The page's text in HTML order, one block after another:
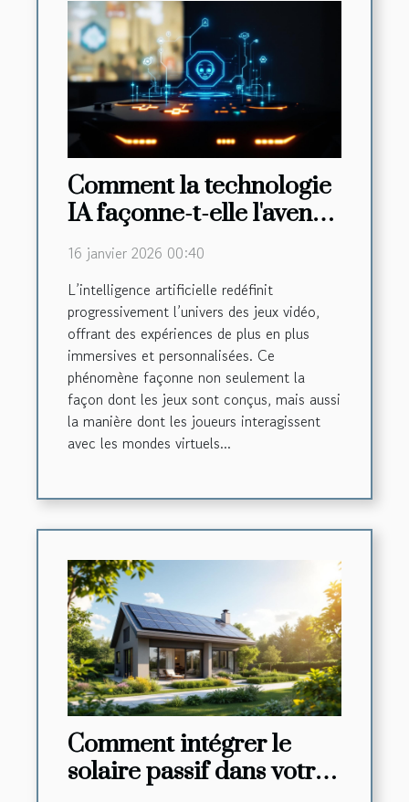
Comment la technologie
IA façonne-t-elle l'avenir
des jeux vidéo ?
16 janvier 2026 00:40
L’intelligence artificielle redéfinit
progressivement l’univers des jeux vidéo,
offrant des expériences de plus en plus
immersives et personnalisées. Ce
phénomène façonne non seulement la
façon dont les jeux sont conçus, mais aussi
la manière dont les joueurs interagissent
avec les mondes virtuels...
Comment intégrer le
solaire passif dans votre